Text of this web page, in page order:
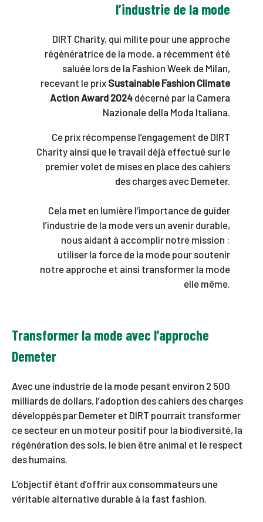
l’industrie de la mode
DIRT Charity, qui milite pour une approche
régénératrice de la mode, a récemment été
saluée lors de la Fashion Week de Milan,
recevant le prix Sustainable Fashion Climate
Action Award 2024 décerné par la Camera
Nazionale della Moda Italiana.
Ce prix récompense l’engagement de DIRT
Charity ainsi que le travail déjà effectué sur le
premier volet de mises en place des cahiers
des charges avec Demeter.
Cela met en lumière l’importance de guider
l’industrie de la mode vers un avenir durable,
nous aidant à accomplir notre mission :
utiliser la force de la mode pour soutenir
notre approche et ainsi transformer la mode
elle même.
Transformer la mode avec l’approche
Demeter
Avec une industrie de la mode pesant environ 2 500
milliards de dollars, l’adoption des cahiers des charges
développés par Demeter et DIRT pourrait transformer
ce secteur en un moteur positif pour la biodiversité, la
régénération des sols, le bien être animal et le respect
des humains.
L’objectif étant d’offrir aux consommateurs une
véritable alternative durable à la fast fashion.